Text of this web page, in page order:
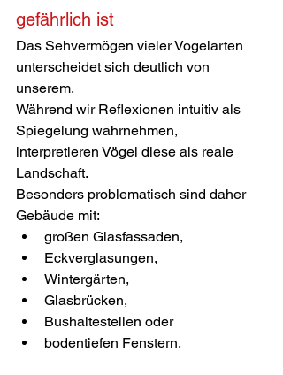
gefährlich ist
Das Sehvermögen vieler Vogelarten
unterscheidet sich deutlich von
unserem.
Während wir Reflexionen intuitiv als
Spiegelung wahrnehmen,
interpretieren Vögel diese als reale
Landschaft.
Besonders problematisch sind daher
Gebäude mit:
großen Glasfassaden,
Eckverglasungen,
Wintergärten,
Glasbrücken,
Bushaltestellen oder
bodentiefen Fenstern.